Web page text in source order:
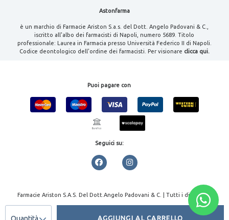
AGGIUNGI AL CARRELLO
Astonfarma
è un marchio di Farmacie Ariston S.a.s. del Dott. Angelo Padovani & C.,
iscritto all'albo dei farmacisti di Napoli, numero 5689. Titolo
professionale: Laurea in Farmacia presso Università Federico II di Napoli.
Codice deontologico dell'ordine dei farmacisti. Per visionare clicca qui.
Puoi pagare con
Seguici su:
Farmacie Ariston S.A.S. Del Dott.Angelo Padovani & C. | Tutti i diritti